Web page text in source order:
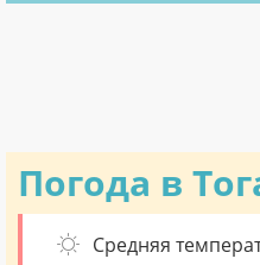
Погода в
Средняя